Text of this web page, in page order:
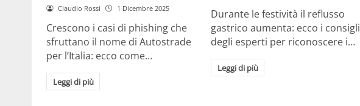
Claudio Rossi 1 Dicembre 2025
Crescono i casi di phishing che
sfruttano il nome di Autostrade
per l’Italia: ecco come…
Leggi di più
Durante le festività il reflusso
gastrico aumenta: ecco i consigli
degli esperti per riconoscere i…
Leggi di più